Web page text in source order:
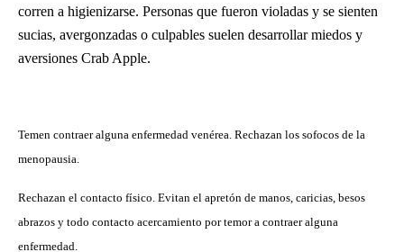
corren a higienizarse. Personas que fueron violadas y se sienten
sucias, avergonzadas o culpables suelen desarrollar miedos y
aversiones Crab Apple.
Temen contraer alguna enfermedad venérea. Rechazan los sofocos de la
menopausia.
Rechazan el contacto físico. Evitan el apretón de manos, caricias, besos
abrazos y todo contacto acercamiento por temor a contraer alguna
enfermedad.